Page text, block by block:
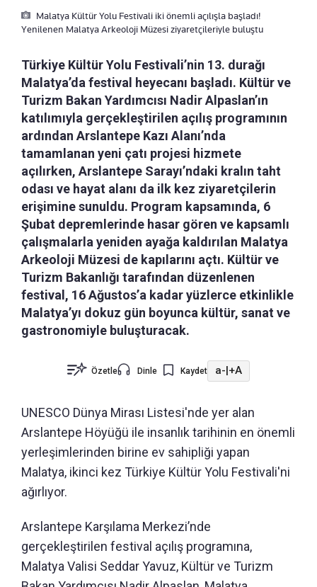
Malatya Kültür Yolu Festivali iki önemli açılışla başladı!
Yenilenen Malatya Arkeoloji Müzesi ziyaretçileriyle buluştu
Türkiye Kültür Yolu Festivali’nin 13. durağı
Malatya’da festival heyecanı başladı. Kültür ve
Turizm Bakan Yardımcısı Nadir Alpaslan’ın
katılımıyla gerçekleştirilen açılış programının
ardından Arslantepe Kazı Alanı’nda
tamamlanan yeni çatı projesi hizmete
açılırken, Arslantepe Sarayı’ndaki kralın taht
odası ve hayat alanı da ilk kez ziyaretçilerin
erişimine sunuldu. Program kapsamında, 6
Şubat depremlerinde hasar gören ve kapsamlı
çalışmalarla yeniden ayağa kaldırılan Malatya
Arkeoloji Müzesi de kapılarını açtı. Kültür ve
Turizm Bakanlığı tarafından düzenlenen
festival, 16 Ağustos’a kadar yüzlerce etkinlikle
Malatya’yı dokuz gün boyunca kültür, sanat ve
gastronomiyle buluşturacak.
Özetle Dinle Kaydet a-|+A
UNESCO Dünya Mirası Listesi'nde yer alan
Arslantepe Höyüğü ile insanlık tarihinin en önemli
yerleşimlerinden birine ev sahipliği yapan
Malatya, ikinci kez Türkiye Kültür Yolu Festivali'ni
ağırlıyor.
Arslantepe Karşılama Merkezi’nde
gerçekleştirilen festival açılış programına,
Malatya Valisi Seddar Yavuz, Kültür ve Turizm